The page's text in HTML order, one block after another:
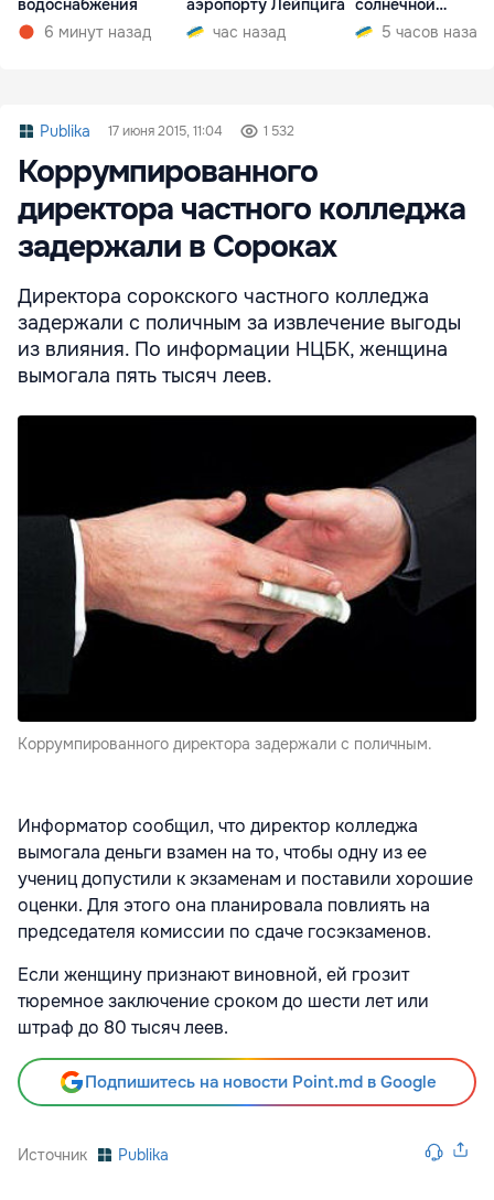
6 минут назад
час назад
электроэнергии
5 часов назад
Publika 17 июня 2015, 11:04 1 532
Коррумпированного
директора частного колледжа
задержали в Сороках
Директора сорокского частного колледжа
задержали c поличным за извлечение выгоды
из влияния. По информации НЦБК, женщина
вымогала пять тысяч леев.
Коррумпированного директора задержали с поличным.
Информатор сообщил, что директор колледжа
вымогала деньги взамен на то, чтобы одну из ее
учениц допустили к экзаменам и поставили хорошие
оценки. Для этого она планировала повлиять на
председателя комиссии по сдаче госэкзаменов.
Если женщину признают виновной, ей грозит
тюремное заключение сроком до шести лет или
штраф до 80 тысяч леев.
Подпишитесь на новости Point.md в Google
Источник Publika